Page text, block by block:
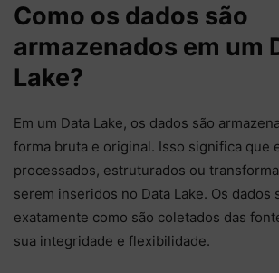
Como os dados são
armazenados em um
Lake?
Em um Data Lake, os dados são
forma bruta e original. Isso significa que
processados, estruturados ou
serem inseridos no Data Lake. Os dados
exatamente como são coletados das
sua integridade e flexibilidade.